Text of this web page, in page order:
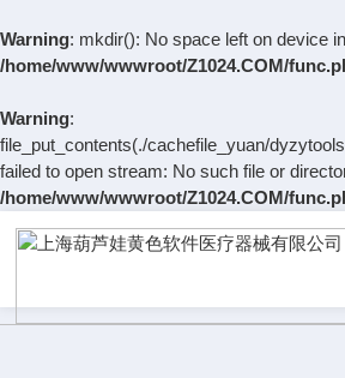
Warning: mkdir(): No space left on device in
/home/www/wwwroot/Z1024.COM/
Warning:
file_put_contents(./cachefile_yuan/
failed to open stream: No such file or
/home/www/wwwroot/Z1024.COM/